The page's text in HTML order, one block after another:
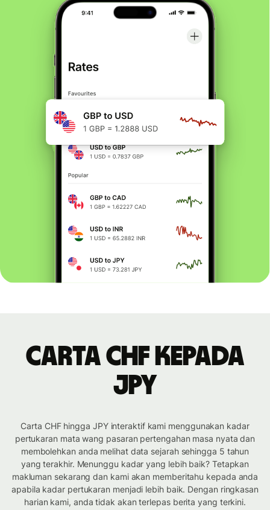
Carta CHF kepada
JPY
Carta CHF hingga JPY interaktif kami menggunakan kadar
pertukaran mata wang pasaran pertengahan masa nyata dan
membolehkan anda melihat data sejarah sehingga 5 tahun
yang terakhir. Menunggu kadar yang lebih baik? Tetapkan
makluman sekarang dan kami akan memberitahu kepada anda
apabila kadar pertukaran menjadi lebih baik. Dengan ringkasan
harian kami, anda tidak akan terlepas berita yang terkini.